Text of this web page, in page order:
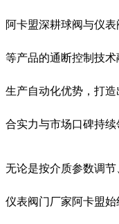
阿卡盟深耕球阀与仪
等产品的通断控制技术
生产自动化优势，打
合实力与市场口碑持续
无论是按介质参数调节
仪表阀门厂家阿卡盟